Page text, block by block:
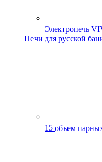
Электропечь
Печи для русской
15 объем